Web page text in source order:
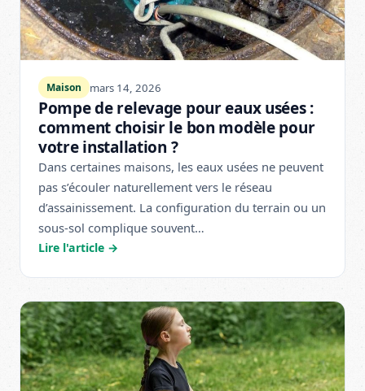
Maison mars 14, 2026
Pompe de relevage pour eaux usées :
comment choisir le bon modèle pour
votre installation ?
Dans certaines maisons, les eaux usées ne peuvent
pas s’écouler naturellement vers le réseau
d’assainissement. La configuration du terrain ou un
sous-sol complique souvent…
Lire l'article →